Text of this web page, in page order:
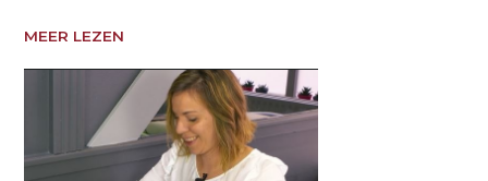
MEER LEZEN